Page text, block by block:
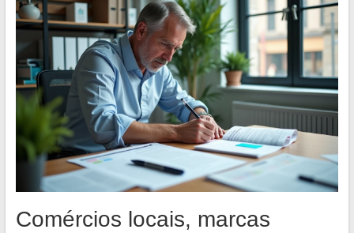
Comércios locais, marcas